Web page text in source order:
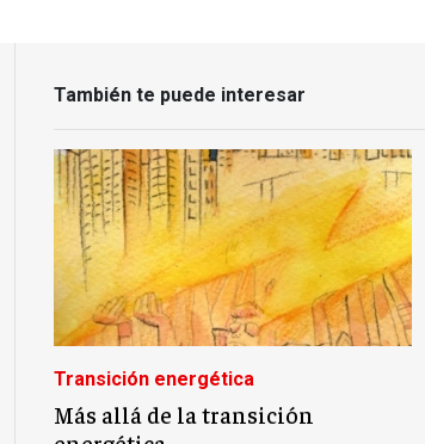
También te puede interesar
Transición energética
Más allá de la transición